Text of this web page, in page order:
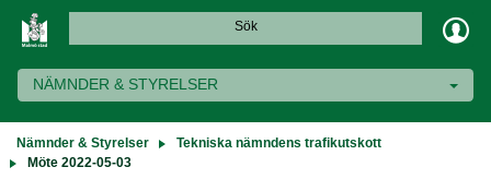
Sök
NÄMNDER & STYRELSER
Nämnder & Styrelser
Tekniska nämndens trafikutskott
Möte 2022-05-03